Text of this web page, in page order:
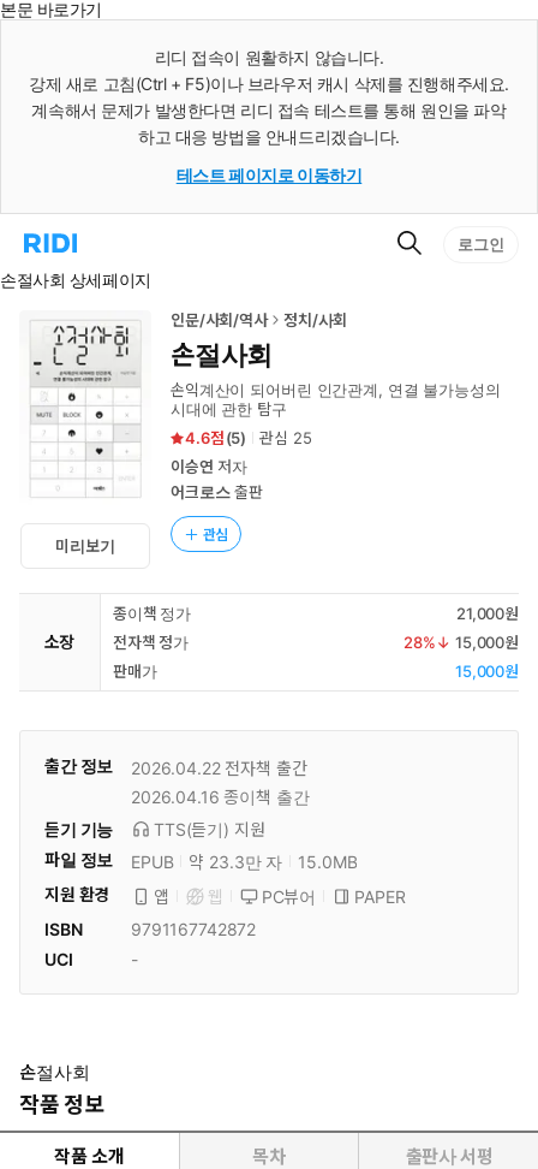
본문 바로가기
리디 접속이 원활하지 않습니다.
강제 새로 고침(Ctrl + F5)이나 브라우저 캐시 삭제를 진행해주세요.
계속해서 문제가 발생한다면 리디 접속 테스트를 통해 원인을 파악
하고 대응 방법을 안내드리겠습니다.
테스트 페이지로 이동하기
리
홈
로
동
검
로그인
손절사회 상세페이지
미리보기
인문/사회/역사 정치/사회
손절사회
손익계산이 되어버린 인간관계, 연결 불가능성의
시대에 관한 탐구
4.6
(5) 관심 25
이승연 저자
어크로스출판
관심
소장
종이책 정가
21,000원
전자책 정가
28%↓ 15,000원
판매가
15,000원
출간 정보 2026.04.22 전자책 출간
2026.04.16 종이책 출간
듣기 기능
TTS(듣기) 지원
파일 정보
EPUB 약 23.3만 자
15.0MB
지원 환경
앱 웹 PC뷰어
PAPER
ISBN
9791167742872
UCI
-
손절사회
작품 정보
작품 소개 목차 출판사 서평